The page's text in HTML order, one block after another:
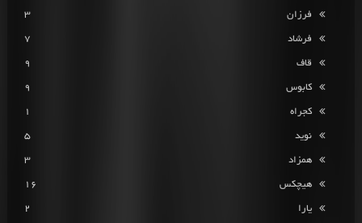
فرزان 3
فرشاد 7
قاف 9
کابوس 9
کجراه 1
نوید 5
همزاد 3
هیچکس 16
یارا 2